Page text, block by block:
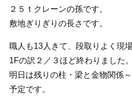
２５ｔクレーンの孫です。
敷地ぎりぎりの長さです。
職人も13人きて、段取りよく現
1Fの訳２／３ほど終わりました。
明日は残りの柱・梁と金物関係
予定です。